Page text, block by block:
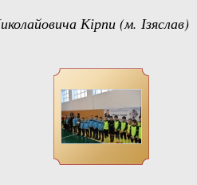
Кірпи (м. Ізяслав)